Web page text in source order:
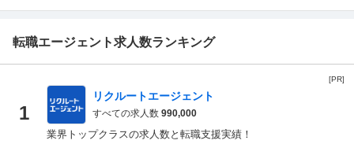
転職エージェント求人数ランキング
[PR]
1
リクルートエージェント
すべての求人数 990,000
業界トップクラスの求人数と転職支援実績！